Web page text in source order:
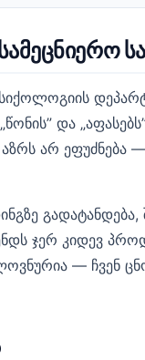
და
არ ეფუძნება
ჯერ კიდევ
— ჩვენ